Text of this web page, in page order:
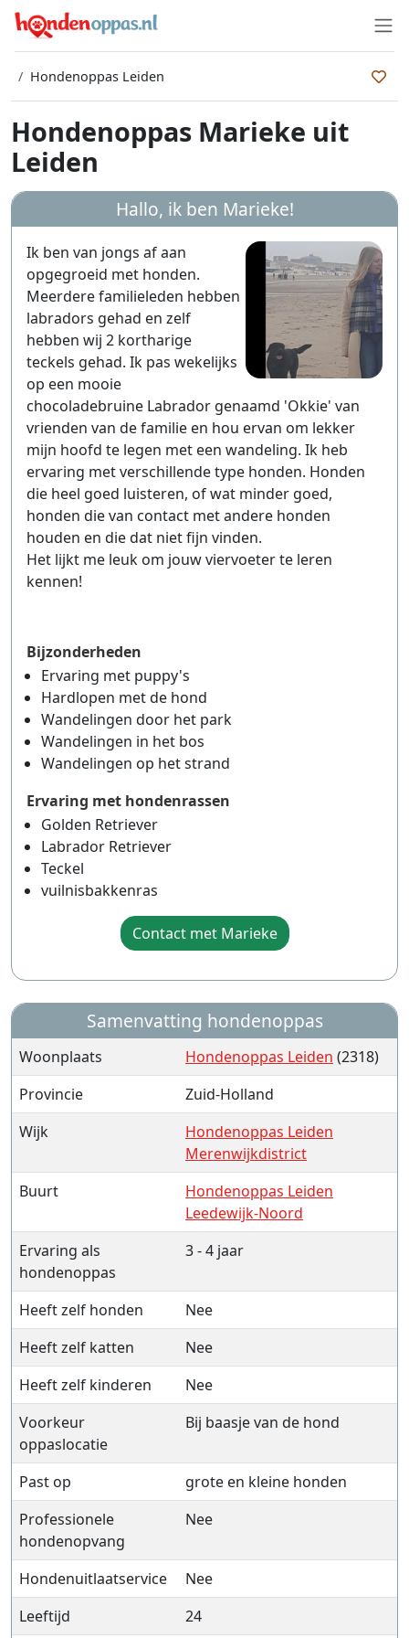
Hondenoppas Leiden
Hondenoppas Marieke uit
Leiden
Hallo, ik ben Marieke!
Ik ben van jongs af aan
opgegroeid met honden.
Meerdere familieleden hebben
labradors gehad en zelf
hebben wij 2 kortharige
teckels gehad. Ik pas wekelijks
op een mooie
chocoladebruine Labrador genaamd 'Okkie' van
vrienden van de familie en hou ervan om lekker
mijn hoofd te legen met een wandeling. Ik heb
ervaring met verschillende type honden. Honden
die heel goed luisteren, of wat minder goed,
honden die van contact met andere honden
houden en die dat niet fijn vinden.
Het lijkt me leuk om jouw viervoeter te leren
kennen!
Bijzonderheden
Ervaring met puppy's
Hardlopen met de hond
Wandelingen door het park
Wandelingen in het bos
Wandelingen op het strand
Ervaring met hondenrassen
Golden Retriever
Labrador Retriever
Teckel
vuilnisbakkenras
Contact met Marieke
Samenvatting hondenoppas
Woonplaats Hondenoppas Leiden (2318)
Provincie
Zuid-Holland
Wijk
Hondenoppas Leiden
Merenwijkdistrict
Buurt
Hondenoppas Leiden
Leedewijk-Noord
Ervaring als
hondenoppas
3 - 4 jaar
Heeft zelf honden
Nee
Heeft zelf katten
Nee
Heeft zelf kinderen
Nee
Voorkeur
oppaslocatie
Bij baasje van de hond
Past op
grote en kleine honden
Professionele
hondenopvang
Nee
Hondenuitlaatservice
Nee
Leeftijd
24